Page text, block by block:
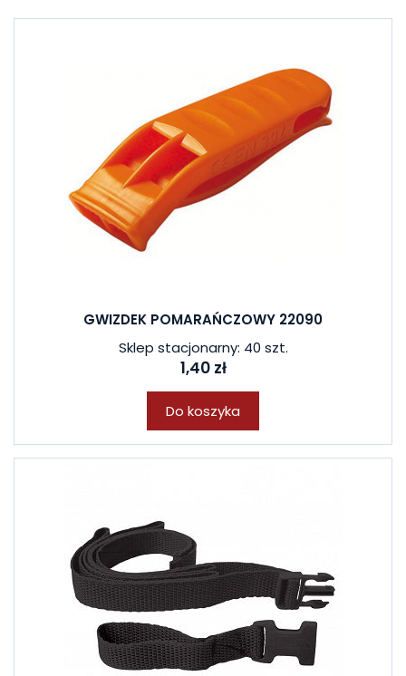
GWIZDEK POMARAŃCZOWY 22090
Sklep stacjonarny: 40 szt.
1,40 zł
Do koszyka